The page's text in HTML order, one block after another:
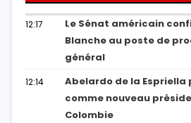
12:17
Le Sénat américain
Blanche au poste de
général
12:14
Abelardo de la Espriella
comme nouveau
Colombie